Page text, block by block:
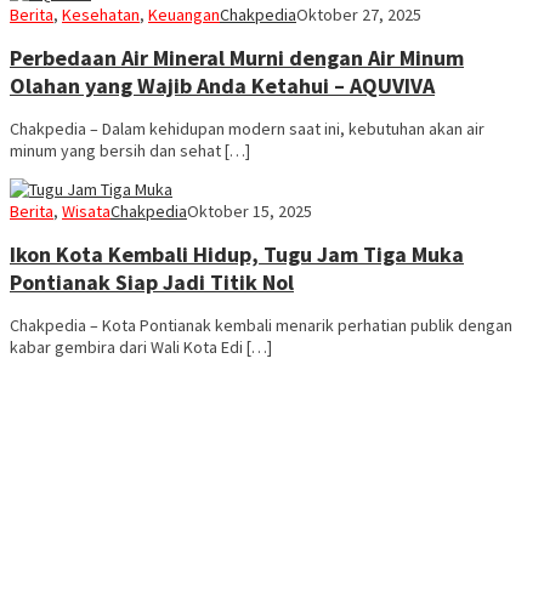
Berita, Kesehatan, KeuanganChakpediaOktober 27, 2025
Perbedaan Air Mineral Murni dengan Air Minum
Olahan yang Wajib Anda Ketahui – AQUVIVA
Chakpedia – Dalam kehidupan modern saat ini, kebutuhan akan air
minum yang bersih dan sehat […]
Berita, WisataChakpediaOktober 15, 2025
Ikon Kota Kembali Hidup, Tugu Jam Tiga Muka
Pontianak Siap Jadi Titik Nol
Chakpedia – Kota Pontianak kembali menarik perhatian publik dengan
kabar gembira dari Wali Kota Edi […]